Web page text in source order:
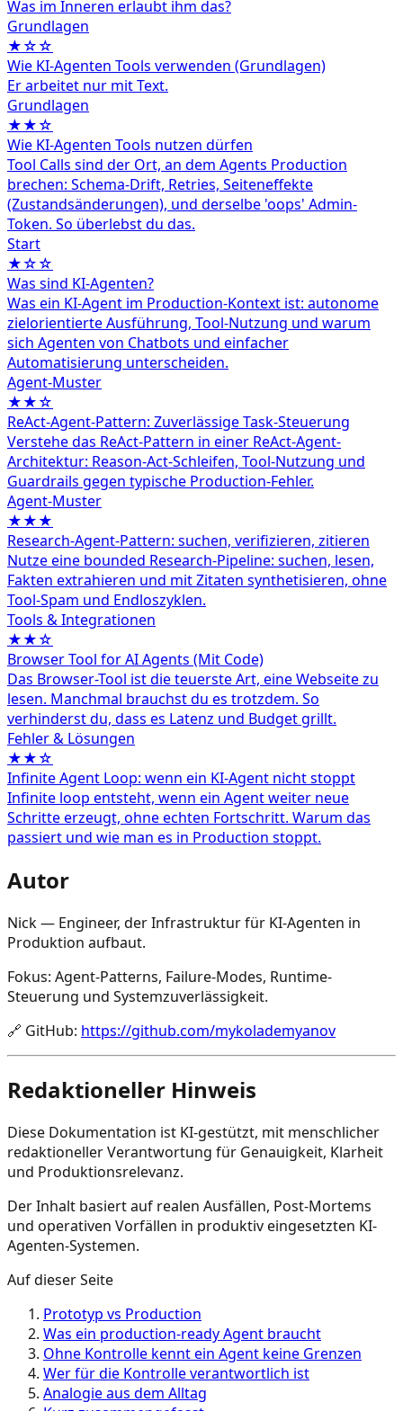
Was im Inneren erlaubt ihm das?
Grundlagen
★☆☆
Wie KI-Agenten Tools verwenden (Grundlagen)
Er arbeitet nur mit Text.
Grundlagen
★★☆
Wie KI-Agenten Tools nutzen dürfen
Tool Calls sind der Ort, an dem Agents Production
brechen: Schema-Drift, Retries, Seiteneffekte
(Zustandsänderungen), und derselbe 'oops' Admin-
Token. So überlebst du das.
Start
★☆☆
Was sind KI-Agenten?
Was ein KI-Agent im Production-Kontext ist: autonome
zielorientierte Ausführung, Tool-Nutzung und warum
sich Agenten von Chatbots und einfacher
Automatisierung unterscheiden.
Agent‑Muster
★★☆
ReAct-Agent-Pattern: Zuverlässige Task-Steuerung
Verstehe das ReAct-Pattern in einer ReAct-Agent-
Architektur: Reason-Act-Schleifen, Tool-Nutzung und
Guardrails gegen typische Production-Fehler.
Agent‑Muster
★★★
Research-Agent-Pattern: suchen, verifizieren, zitieren
Nutze eine bounded Research-Pipeline: suchen, lesen,
Fakten extrahieren und mit Zitaten synthetisieren, ohne
Tool-Spam und Endloszyklen.
Tools & Integrationen
★★☆
Browser Tool for AI Agents (Mit Code)
Das Browser-Tool ist die teuerste Art, eine Webseite zu
lesen. Manchmal brauchst du es trotzdem. So
verhinderst du, dass es Latenz und Budget grillt.
Fehler & Lösungen
★★☆
Infinite Agent Loop: wenn ein KI-Agent nicht stoppt
Infinite loop entsteht, wenn ein Agent weiter neue
Schritte erzeugt, ohne echten Fortschritt. Warum das
passiert und wie man es in Production stoppt.
Autor
Nick — Engineer, der Infrastruktur für KI-Agenten in
Produktion aufbaut.
Fokus: Agent-Patterns, Failure-Modes, Runtime-
Steuerung und Systemzuverlässigkeit.
🔗 GitHub: https://github.com/mykolademyanov
Redaktioneller Hinweis
Diese Dokumentation ist KI-gestützt, mit menschlicher
redaktioneller Verantwortung für Genauigkeit, Klarheit
und Produktionsrelevanz.
Der Inhalt basiert auf realen Ausfällen, Post-Mortems
und operativen Vorfällen in produktiv eingesetzten KI-
Agenten-Systemen.
Auf dieser Seite
Prototyp vs Production
Was ein production-ready Agent braucht
Ohne Kontrolle kennt ein Agent keine Grenzen
Wer für die Kontrolle verantwortlich ist
Analogie aus dem Alltag